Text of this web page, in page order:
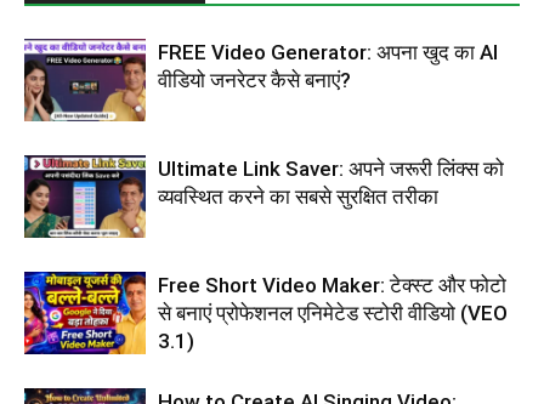
FREE Video Generator: अपना खुद का AI
वीडियो जनरेटर कैसे बनाएं?
Ultimate Link Saver: अपने जरूरी लिंक्स को
व्यवस्थित करने का सबसे सुरक्षित तरीका
Free Short Video Maker: टेक्स्ट और फोटो
से बनाएं प्रोफेशनल एनिमेटेड स्टोरी वीडियो (VEO
3.1)